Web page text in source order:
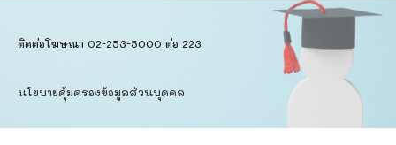
ติดต่อโฆษณา 02-253-5000​ ต่อ 223
นโยบายคุ้มครองข้อมูลส่วนบุคคล​